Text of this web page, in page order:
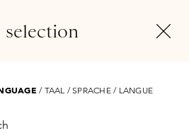
Skins Exclusives Skins
selection
/ TAAL / SPRACHE / LANGUE